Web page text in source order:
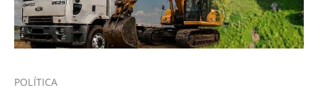
POLÍTICA